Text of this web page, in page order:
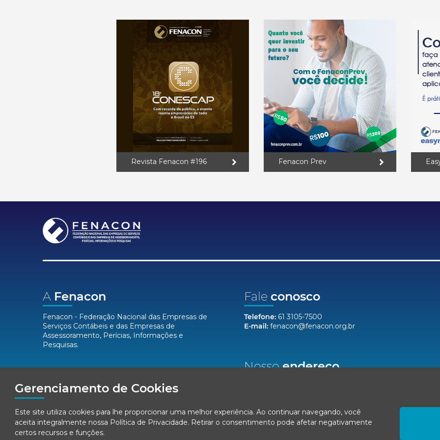
Gerenciamento de Cookies
Este site utiliza cookies para lhe proporcionar uma melhor experiência. Ao continuar navegando, você
aceita integralmente nossa Política de Privacidade. Retirar o consentimento pode afetar negativamente
certos recursos e funções.
Revista Fenacon #196 Fenacon Prev
A Fenacon
Fenacon - Federação Nacional das Empresas de
Serviços Contábeis e das Empresas de
Assessoramento, Perícias, Informações e
Pesquisas.
MídiasSociais
Fale conosco
Telefone: 61 3105-7500
E-mail: fenacon@fenacon.org.br
Nossoendereço